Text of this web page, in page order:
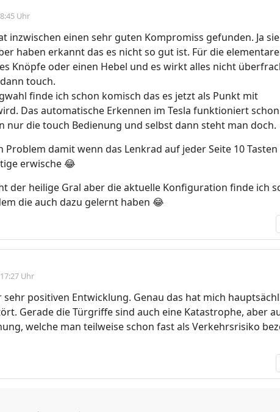
Uhr
inzwischen einen sehr guten Kompromiss gefunden. Ja
haben erkannt das es nicht so gut ist. Für die
Knöpfe oder einen Hebel und es wirkt alles nicht
touch.
finde ich schon komisch das es jetzt als Punkt mit
Das automatische Erkennen im Tesla funktioniert
nur die touch Bedienung und selbst dann steht man doch.
Problem damit wenn das Lenkrad auf jeder Seite 10 Tasten
erwische 😂
der heilige Gral aber die aktuelle Konfiguration finde ich
die auch dazu gelernt haben 😂
Uhr
sehr positiven Entwicklung. Genau das hat mich
Gerade die Türgriffe sind auch eine Katastrophe, aber
welche man teilweise schon fast als Verkehrsrisiko